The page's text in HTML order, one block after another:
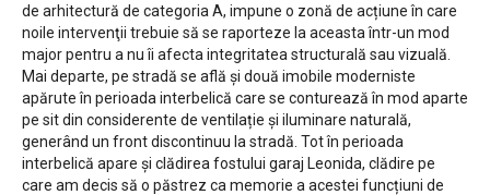
de arhitectură de categoria A, impune o zonă de acțiune în care
noile intervenţii trebuie să se raporteze la aceasta într-un mod
major pentru a nu îi afecta integritatea structurală sau vizuală.
Mai departe, pe stradă se află și două imobile moderniste
apărute în perioada interbelică care se conturează în mod aparte
pe sit din considerente de ventilație și iluminare naturală,
generând un front discontinuu la stradă. Tot în perioada
interbelică apare și clădirea fostului garaj Leonida, clădire pe
care am decis să o păstrez ca memorie a acestei funcțiuni de